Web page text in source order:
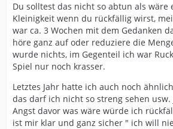
Du solltest das nicht so abtun als wäre
Kleinigkeit wenn du rückfällig wirst,
war ca. 3 Wochen mit dem Gedanken
höre ganz auf oder reduziere die
wurde nichts, im Gegenteil ich war
Spiel nur noch krasser.
Letztes Jahr hatte ich auch noch
das darf ich nicht so streng sehen
Angst davor was wäre würde ich
ist mir klar und ganz sicher " ich will